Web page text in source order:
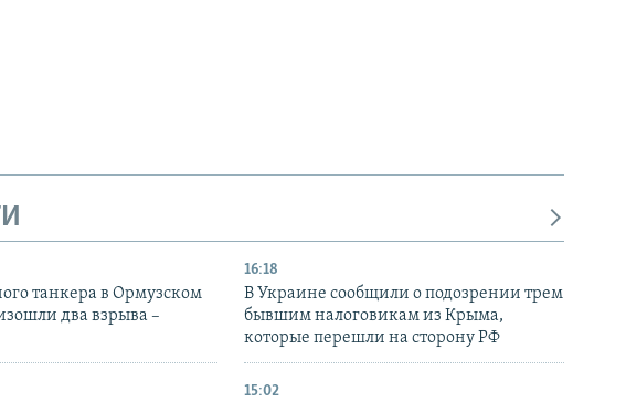
танкера в Ормузском
два взрыва –
16:18
В Украине сообщили о подозрении трем
бывшим налоговикам из Крыма,
которые перешли на сторону РФ
15:02